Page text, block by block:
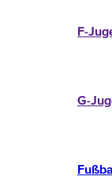
F-
G-